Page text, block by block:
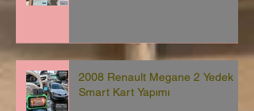
2008 Renault Megane 2 Yedek
Smart Kart Yapımı